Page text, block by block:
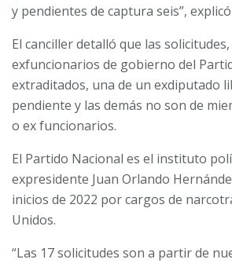
y pendientes de captura seis”,
El canciller detalló que las
exfuncionarios de gobierno del
extraditados, una de un exdiputado
pendiente y las demás no son de
o ex funcionarios.
El Partido Nacional es el instituto
expresidente Juan Orlando
inicios de 2022 por cargos de
Unidos.
“Las 17 solicitudes son a partir de